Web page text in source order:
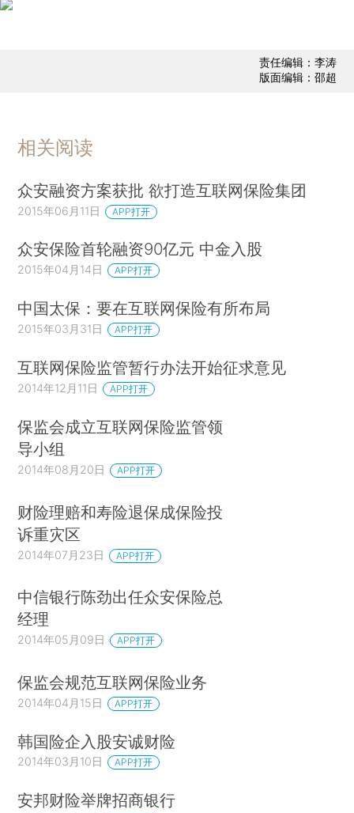
责任编辑：李涛
版面编辑：邵超
相关阅读
众安融资方案获批 欲打造互联网保险集团
2015年06月11日 APP打开
众安保险首轮融资90亿元 中金入股
2015年04月14日 APP打开
中国太保：要在互联网保险有所布局
2015年03月31日 APP打开
互联网保险监管暂行办法开始征求意见
2014年12月11日 APP打开
保监会成立互联网保险监管领
导小组
2014年08月20日 APP打开
财险理赔和寿险退保成保险投
诉重灾区
2014年07月23日 APP打开
中信银行陈劲出任众安保险总
经理
2014年05月09日 APP打开
保监会规范互联网保险业务
2014年04月15日 APP打开
韩国险企入股安诚财险
2014年03月10日 APP打开
安邦财险举牌招商银行